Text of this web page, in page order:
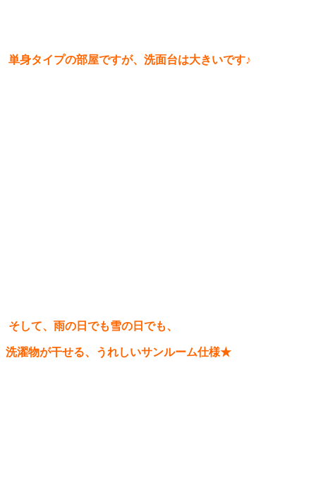
単身タイプの部屋ですが、洗面台は大きいです♪
そして、雨の日でも雪の日でも、
洗濯物が干せる、うれしいサンルーム仕様★